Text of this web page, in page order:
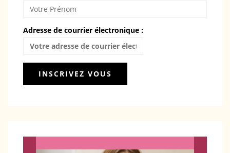
Adresse de courrier électronique :